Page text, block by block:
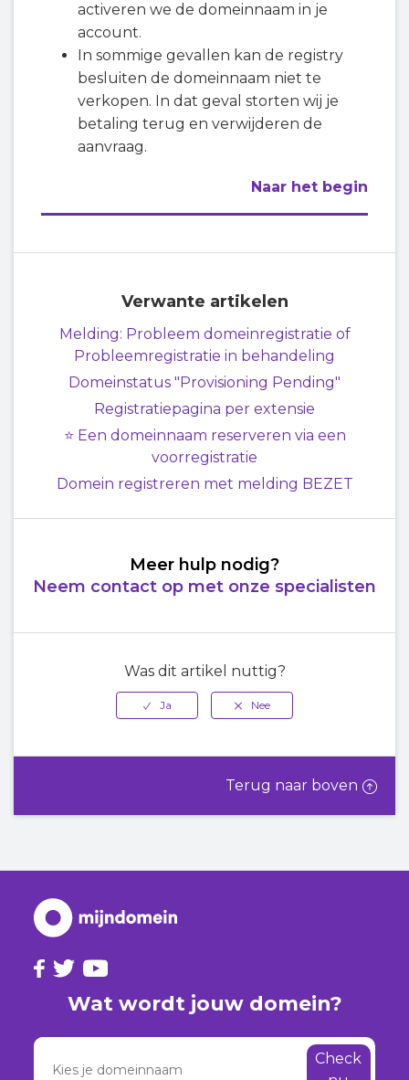
activeren we de domeinnaam in je
account.
In sommige gevallen kan de registry
besluiten de domeinnaam niet te
verkopen. In dat geval storten wij je
betaling terug en verwijderen de
aanvraag.
Naar het begin
Verwante artikelen
Melding: Probleem domeinregistratie of
Probleemregistratie in behandeling
Domeinstatus "Provisioning Pending"
Registratiepagina per extensie
⭐ Een domeinnaam reserveren via een
voorregistratie
Domein registreren met melding BEZET
Meer hulp nodig?
Neem contact op met onze specialisten
Was dit artikel nuttig?
Terug naar boven
Wat wordt jouw domein?
Check